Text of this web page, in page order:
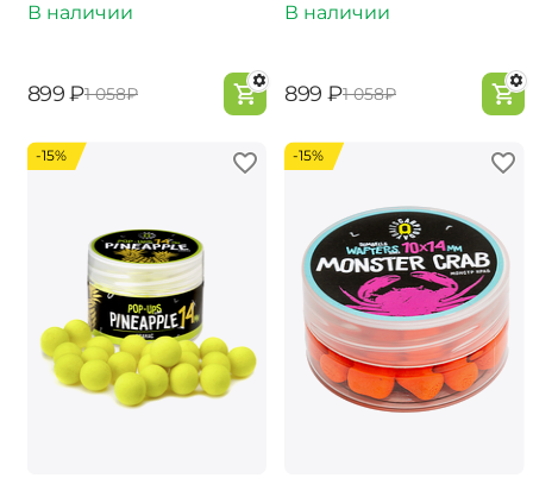
В наличии
‍899‍ ₽‍1 058‍₽
В наличии
‍899‍ ₽‍1 058‍₽
-15% -15%